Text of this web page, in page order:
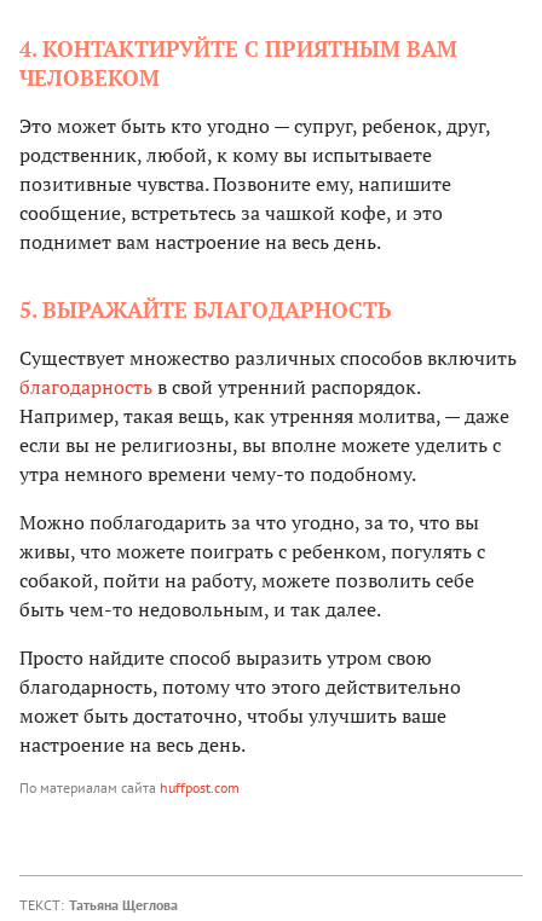
4. КОНТАКТИРУЙТЕ С ПРИЯТНЫМ ВАМ
ЧЕЛОВЕКОМ
Это может быть кто угодно — супруг, ребенок, друг,
родственник, любой, к кому вы испытываете
позитивные чувства. Позвоните ему, напишите
сообщение, встретьтесь за чашкой кофе, и это
поднимет вам настроение на весь день.
5. ВЫРАЖАЙТЕ БЛАГОДАРНОСТЬ
Существует множество различных способов включить
благодарностьв свой утренний распорядок.
Например, такая вещь, как утренняя молитва, — даже
если вы не религиозны, вы вполне можете уделить с
утра немного времени чему-то подобному.
Можно поблагодарить за что угодно, за то, что вы
живы, что можете поиграть с ребенком, погулять с
собакой, пойти на работу, можете позволить себе
быть чем-то недовольным, и так далее.
Просто найдите способ выразить утром свою
благодарность, потому что этого действительно
может быть достаточно, чтобы улучшить ваше
настроение на весь день.
По материалам сайта huffpost.com
ТЕКСТ: Татьяна Щеглова